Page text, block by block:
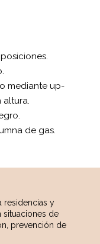
mediante up-
altura.
de gas.
residencias y
situaciones de
prevención de